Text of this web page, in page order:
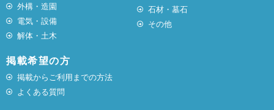
外構・造園
電気・設備
解体・土木
石材・墓石
その他
掲載希望の方
掲載からご利用までの方法
よくある質問